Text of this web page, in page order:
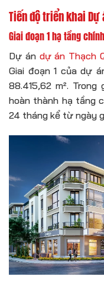
Tiến độ triển khai Dự
Giai đoạn 1 hạ tầng
Dự án dự án Thạch
Giai đoạn 1 của dự
88.415,62 m².
hoàn thành hạ tầng
24 tháng kể từ ngày